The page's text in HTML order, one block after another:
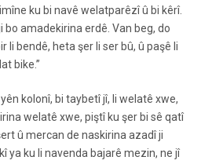
ku bi navê welatparêzî û bi kêrî.
bo amadekirina erdê. Van beg, do
li bendê, heta şer li ser bû, û paşê li
bike.”
kolonî, bi taybetî jî, li welatê xwe,
welatê xwe, piştî ku şer bi sê qatî
û mercan de naskirina azadî ji
ya ku li navenda bajarê mezin, ne jî